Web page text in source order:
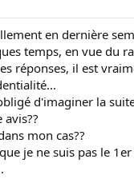
en dernière
temps, en vue du
réponses, il est
d'imaginer la
mon cas??
je ne suis pas le